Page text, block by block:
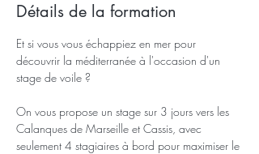
Détails de la formation
Et si vous vous échappiez en mer pour
découvrir la méditerranée à l'occasion d'un
stage de voile ?
On vous propose un stage sur 3 jours vers les
Calanques de Marseille et Cassis, avec
seulement 4 stagiaires à bord pour maximiser le